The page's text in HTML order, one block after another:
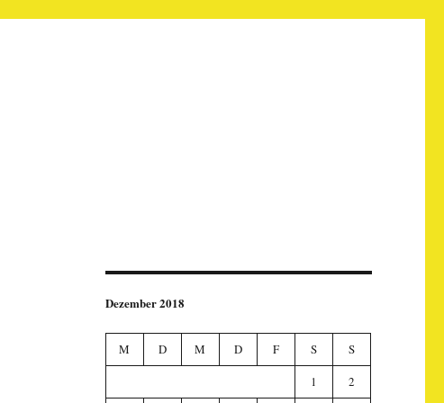
Dezember 2018
M D M D F S
S
1
2